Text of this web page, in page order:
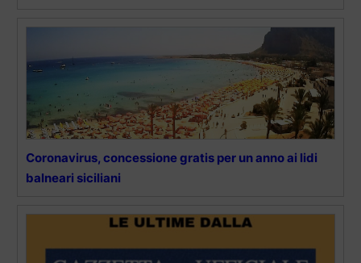
Coronavirus, concessione gratis per un anno ai lidi
balneari siciliani